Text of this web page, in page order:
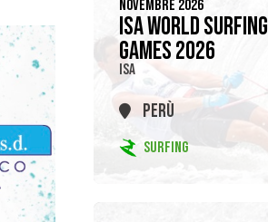
NOVEMBRE 2026
ISA WORLD SURFING
GAMES 2026
ISA
PERÙ
SURFING